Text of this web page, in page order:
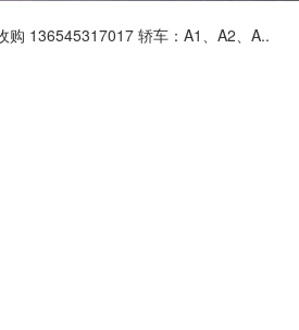
购 136545317017 轿车：A1、A2、A..